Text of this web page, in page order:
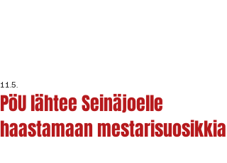
PöU lähtee Seinäjoelle
haastamaan mestarisuosikkia
11.5.